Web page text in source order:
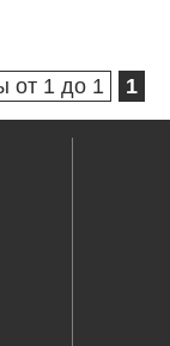
от 1 до 1 1